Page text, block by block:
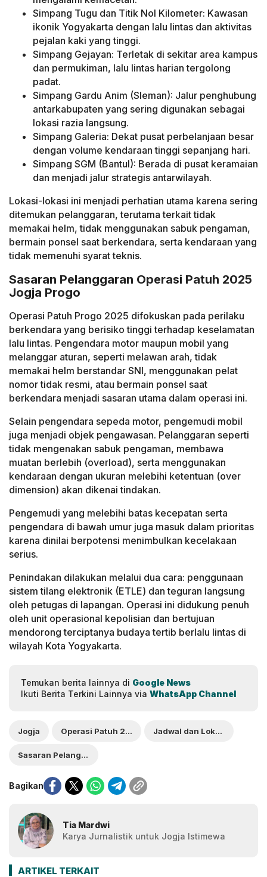
Simpang Tugu dan Titik Nol Kilometer: Kawasan
ikonik Yogyakarta dengan lalu lintas dan aktivitas
pejalan kaki yang tinggi.
Simpang Gejayan: Terletak di sekitar area kampus
dan permukiman, lalu lintas harian tergolong
padat.
Simpang Gardu Anim (Sleman): Jalur penghubung
antarkabupaten yang sering digunakan sebagai
lokasi razia langsung.
Simpang Galeria: Dekat pusat perbelanjaan besar
dengan volume kendaraan tinggi sepanjang hari.
Simpang SGM (Bantul): Berada di pusat keramaian
dan menjadi jalur strategis antarwilayah.
Lokasi-lokasi ini menjadi perhatian utama karena sering
ditemukan pelanggaran, terutama terkait tidak
memakai helm, tidak menggunakan sabuk pengaman,
bermain ponsel saat berkendara, serta kendaraan yang
tidak memenuhi syarat teknis.
Sasaran Pelanggaran Operasi Patuh 2025
Jogja Progo
Operasi Patuh Progo 2025 difokuskan pada perilaku
berkendara yang berisiko tinggi terhadap keselamatan
lalu lintas. Pengendara motor maupun mobil yang
melanggar aturan, seperti melawan arah, tidak
memakai helm berstandar SNI, menggunakan pelat
nomor tidak resmi, atau bermain ponsel saat
berkendara menjadi sasaran utama dalam operasi ini.
Selain pengendara sepeda motor, pengemudi mobil
juga menjadi objek pengawasan. Pelanggaran seperti
tidak mengenakan sabuk pengaman, membawa
muatan berlebih (overload), serta menggunakan
kendaraan dengan ukuran melebihi ketentuan (over
dimension) akan dikenai tindakan.
Pengemudi yang melebihi batas kecepatan serta
pengendara di bawah umur juga masuk dalam prioritas
karena dinilai berpotensi menimbulkan kecelakaan
serius.
Penindakan dilakukan melalui dua cara: penggunaan
sistem tilang elektronik (ETLE) dan teguran langsung
oleh petugas di lapangan. Operasi ini didukung penuh
oleh unit operasional kepolisian dan bertujuan
mendorong terciptanya budaya tertib berlalu lintas di
wilayah Kota Yogyakarta.
Temukan berita lainnya di Google News
Ikuti Berita Terkini Lainnya via WhatsApp Channel
Jogja Operasi Patuh 2025 Jadwal dan Lokasi
Sasaran Pelanggaran
Bagikan
Tia Mardwi
Karya Jurnalistik untuk Jogja Istimewa
ARTIKEL TERKAIT